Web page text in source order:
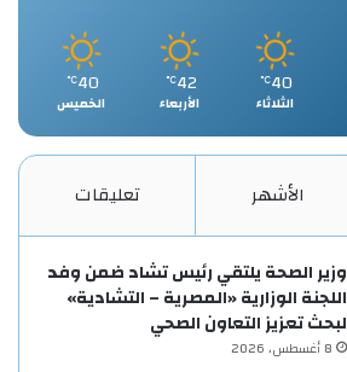
40
℃
الثلاثاء
42
℃
الأربعاء
40
℃
الخميس
الأشهر تعليقات
وزير الصحة يلتقي رئيس تشاد ضمن وفد
اللجنة الوزارية «المصرية – التشادية»
لبحث تعزيز التعاون الصحي
8 أغسطس، 2026